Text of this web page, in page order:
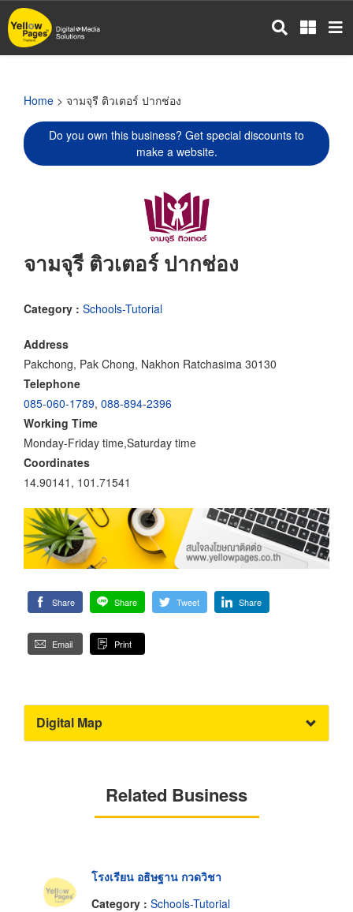
Skip
to
main
Home > จามจุรี ติวเตอร์ ปากช่อง
Do you own this business? Get special discounts to
make a website.
จามจุรี ติวเตอร์ ปากช่อง
Category : Schools-Tutorial
Address
Pakchong, Pak Chong, Nakhon Ratchasima 30130
Telephone
085-060-1789, 088-894-2396
Working Time
Monday-Friday time,Saturday time
Coordinates
14.90141, 101.71541
Share Share Tweet Share
Email Print
Digital Map
Related Business
โรงเรียน อธิษฐาน กวดวิชา
Category : Schools-Tutorial